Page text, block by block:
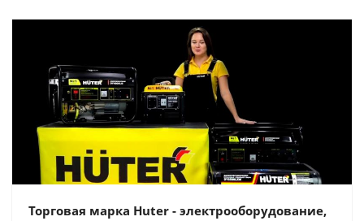
Торговая марка Huter - электрооборудование,